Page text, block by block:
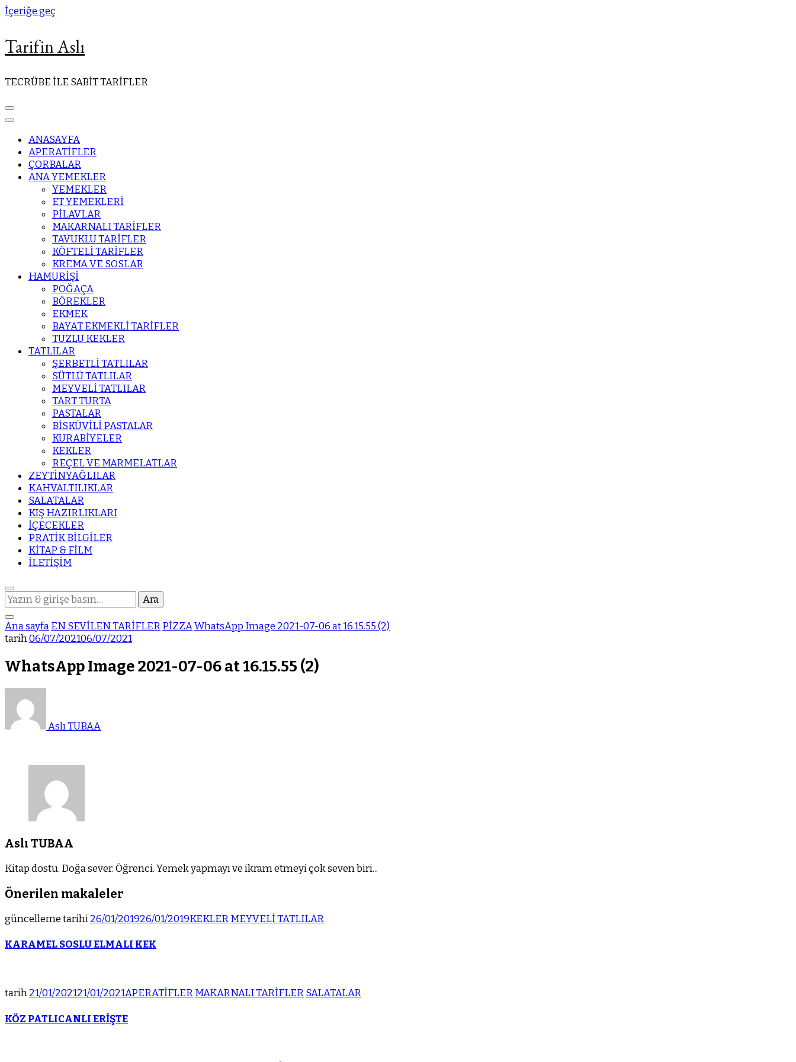
İçeriğe geç
Tarifin Aslı
TECRÜBE İLE SABİT TARİFLER
ANASAYFA
APERATİFLER
ÇORBALAR
ANA YEMEKLER
YEMEKLER
ET YEMEKLERİ
PİLAVLAR
MAKARNALI TARİFLER
TAVUKLU TARİFLER
KÖFTELİ TARİFLER
KREMA VE SOSLAR
HAMURİŞİ
POĞAÇA
BÖREKLER
EKMEK
BAYAT EKMEKLİ TARİFLER
TUZLU KEKLER
TATLILAR
ŞERBETLİ TATLILAR
SÜTLÜ TATLILAR
MEYVELİ TATLILAR
TART TURTA
PASTALAR
BİSKÜVİLİ PASTALAR
KURABİYELER
KEKLER
REÇEL VE MARMELATLAR
ZEYTİNYAĞLILAR
KAHVALTILIKLAR
SALATALAR
KIŞ HAZIRLIKLARI
İÇECEKLER
PRATİK BİLGİLER
KİTAP & FİLM
İLETİŞİM
Bir
şey
mi
arıyorsunuz?
Ana sayfaEN SEVİLEN TARİFLERPİZZAWhatsApp Image 2021-07-06 at 16.15.55 (2)
tarih06/07/202106/07/2021
WhatsApp Image 2021-07-06 at 16.15.55 (2)
Aslı TUBAA
Aslı TUBAA
Kitap dostu. Doğa sever. Öğrenci. Yemek yapmayı ve ikram etmeyi çok seven biri...
Önerilen makaleler
güncelleme tarihi26/01/201926/01/2019KEKLERMEYVELİ TATLILAR
KARAMEL SOSLU ELMALI KEK
tarih21/01/202121/01/2021APERATİFLERMAKARNALI TARİFLERSALATALAR
KÖZ PATLICANLI ERİŞTE